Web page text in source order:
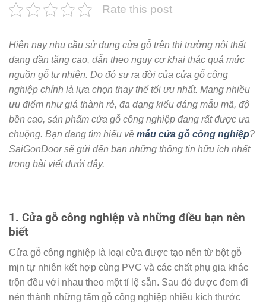
Rate this post
Hiện nay nhu cầu sử dụng cửa gỗ trên thị trường nội thất
đang dần tăng cao, dẫn theo nguy cơ khai thác quá mức
nguồn gỗ tự nhiên. Do đó sự ra đời của cửa gỗ công
nghiệp chính là lựa chọn thay thế tối ưu nhất. Mang nhiều
ưu điểm như giá thành rẻ, đa dạng kiểu dáng mẫu mã, độ
bền cao, sản phẩm cửa gỗ công nghiệp đang rất được ưa
chuộng. Bạn đang tìm hiểu về mẫu cửa gỗ công nghiệp?
SaiGonDoor sẽ gửi đến bạn những thông tin hữu ích nhất
trong bài viết dưới đây.
1. Cửa gỗ công nghiệp và những điều bạn nên
biết
Cửa gỗ công nghiệp là loại cửa được tạo nên từ bột gỗ
mịn tự nhiên kết hợp cùng PVC và các chất phụ gia khác
trộn đều với nhau theo một tỉ lệ sẵn. Sau đó được đem đi
nén thành những tấm gỗ công nghiệp nhiều kích thước